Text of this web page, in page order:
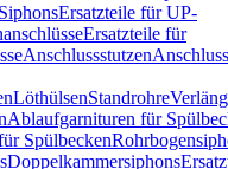
Ersatzteile für UP-
Ersatzteile für
Anschlussstutzen
LöthülsenStandrohre
Ablaufgarnituren für
Spülbecken
Doppelkammersiphons